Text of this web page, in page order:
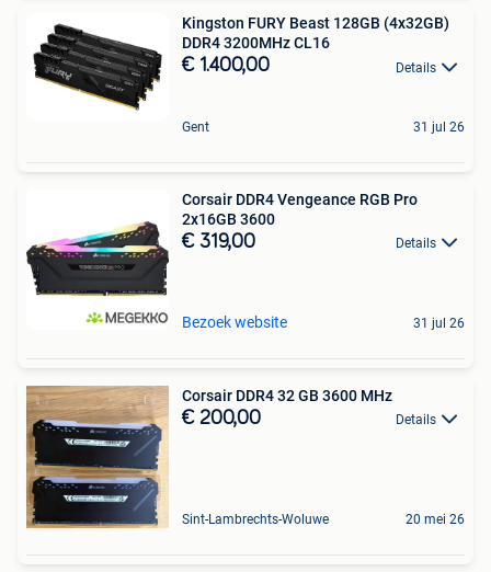
Kingston FURY Beast 128GB (4x32GB)
DDR4 3200MHz CL16
€ 1.400,00 Details
Gent 31 jul 26
Corsair DDR4 Vengeance RGB Pro
2x16GB 3600
€ 319,00 Details
Bezoek website 31 jul 26
Corsair DDR4 32 GB 3600 MHz
€ 200,00 Details
Sint-Lambrechts-Woluwe 20 mei 26